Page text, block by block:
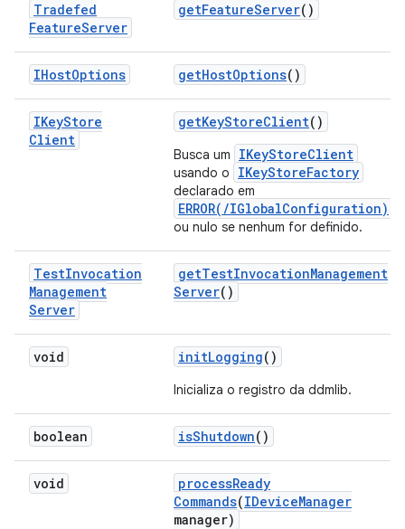
Tradefed
FeatureServer
getFeatureServer()
IHostOptions getHostOptions()
IKeyStore
Client
getKeyStoreClient()
Busca um IKeyStoreClient
usando o IKeyStoreFactory
declarado em
ERROR(/IGlobalConfiguration)
ou nulo se nenhum for definido.
TestInvocation
Management
Server
getTestInvocationManagement
Server()
void initLogging()
Inicializa o registro da ddmlib.
boolean isShutdown()
void processReady
Commands(IDeviceManager
manager)